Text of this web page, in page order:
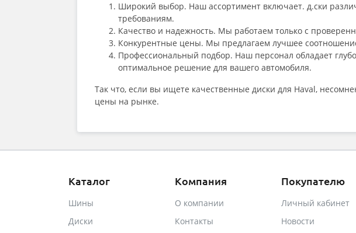
Широкий выбор. Наш ассортимент включает. д.ски
требованиям.
Качество и надежность. Мы работаем только с
Конкурентные цены. Мы предлагаем лучшее
Профессиональный подбор. Наш персонал обладает
оптимальное решение для вашего автомобиля.
Так что, если вы ищете качественные диски для Haval,
цены на рынке.
Каталог
Шины
Диски
Компания
О компании
Контакты
Покупателю
Личный кабинет
Новости